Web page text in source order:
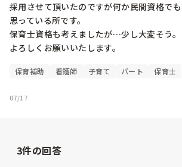
採用させて頂いたのですが何か民間資格で
思っている所です。
保育士資格も考えましたが…少し大変そう。
よろしくお願いいたします。
保育補助 看護師 子育て パート 保育士
07/17
3件の回答